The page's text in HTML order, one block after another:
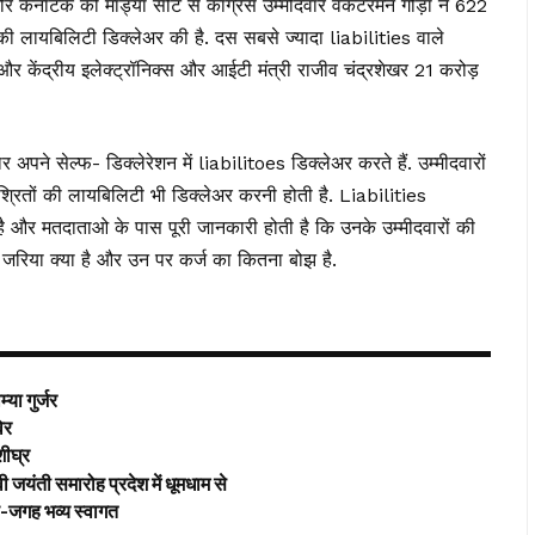
कर्नाटक की मांड्या सीट से कांग्रेस उम्मीदवार वेंकटरमने गौड़ा ने 622
लायबिलिटी डिक्लेअर की है. दस सबसे ज्यादा liabilities वाले
केंद्रीय इलेक्ट्रॉनिक्स और आईटी मंत्री राजीव चंद्रशेखर 21 करोड़
अपने सेल्फ- डिक्लेरेशन में liabilitoes डिक्लेअर करते हैं. उम्मीदवारों
की लायबिलिटी भी डिक्लेअर करनी होती है. Liabilities
और मतदाताओ के पास पूरी जानकारी होती है कि उनके उम्मीदवारों की
क्या है और उन पर कर्ज का कितना बोझ है.
गुर्जर
जयंती समारोह प्रदेश में धूमधाम से
जगह भव्य स्वागत